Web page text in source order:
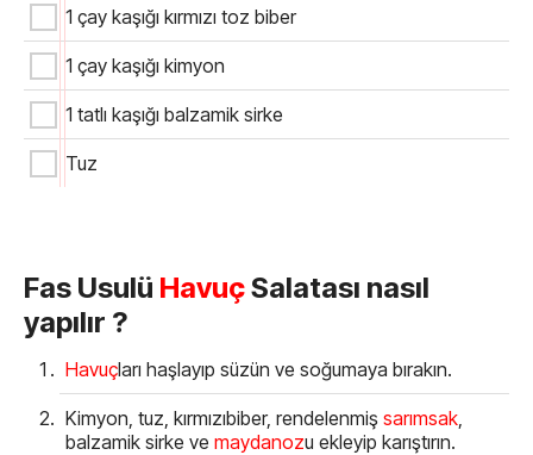
1 çay kaşığı kırmızı toz biber
1 çay kaşığı kimyon
1 tatlı kaşığı balzamik sirke
Tuz
Fas Usulü HavuçSalatası nasıl
yapılır ?
Havuçları haşlayıp süzün ve soğumaya bırakın.
Kimyon, tuz, kırmızıbiber, rendelenmiş sarımsak,
balzamik sirke ve maydanozu ekleyip karıştırın.